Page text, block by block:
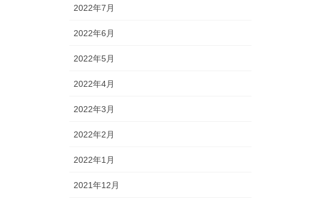
2022年7月
2022年6月
2022年5月
2022年4月
2022年3月
2022年2月
2022年1月
2021年12月